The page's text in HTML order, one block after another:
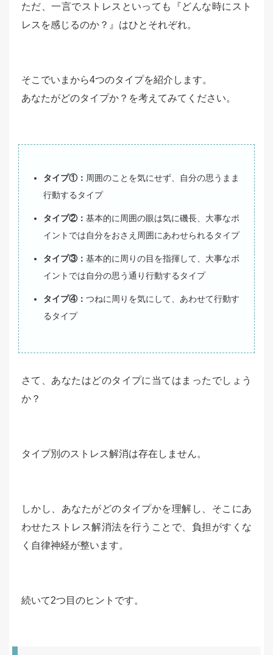
ただ、一言でストレスといっても『どんな時にスト
レスを感じるのか？』はひとそれぞれ。
そこでいまから4つのタイプを紹介します。
あなたがどのタイプか？を考えてみてください。
タイプ①： 周囲のことを気にせず、自分の思うまま
行動するタイプ
タイプ②： 基本的に周囲の眼は気に磯長、大事なポ
イントでは自分をおさえ周囲にあわせられるタイプ
タイプ③： 基本的に周りの目を指揮して、大事なポ
イントでは自分の思う通り行動するタイプ
タイプ④： つねに周りを気にして、あわせて行動す
るタイプ
さて、あなたはどのタイプに当てはまったでしょう
か？
タイプ別のストレス解消は存在しません。
しかし、あなたがどのタイプかを理解し、そこにあ
わせたストレス解消法を行うことで、負担がすくな
く自律神経が整います。
続いて2つ目のヒントです。